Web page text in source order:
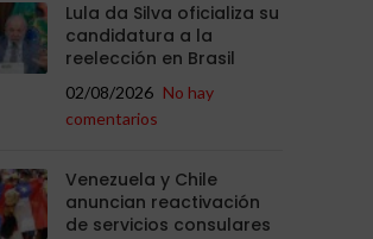
Lula da Silva oficializa su
candidatura a la
reelección en Brasil
02/08/2026 No hay
comentarios
Venezuela y Chile
anuncian reactivación
de servicios consulares